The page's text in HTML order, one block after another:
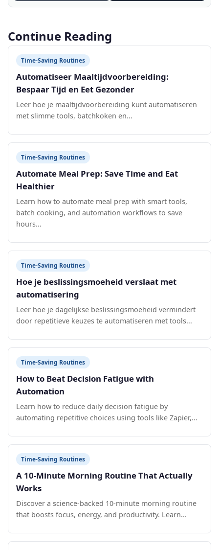
Continue Reading
Time-Saving Routines
Automatiseer Maaltijdvoorbereiding:
Bespaar Tijd en Eet Gezonder
Leer hoe je maaltijdvoorbereiding kunt automatiseren
met slimme tools, batchkoken en...
Time-Saving Routines
Automate Meal Prep: Save Time and Eat
Healthier
Learn how to automate meal prep with smart tools,
batch cooking, and automation workflows to save
hours...
Time-Saving Routines
Hoe je beslissingsmoeheid verslaat met
automatisering
Leer hoe je dagelijkse beslissingsmoeheid vermindert
door repetitieve keuzes te automatiseren met tools...
Time-Saving Routines
How to Beat Decision Fatigue with
Automation
Learn how to reduce daily decision fatigue by
automating repetitive choices using tools like Zapier,...
Time-Saving Routines
A 10-Minute Morning Routine That Actually
Works
Discover a science-backed 10-minute morning routine
that boosts focus, energy, and productivity. Learn...